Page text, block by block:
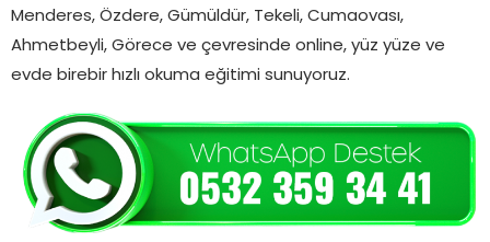
Menderes, Özdere, Gümüldür, Tekeli, Cumaovası,
Ahmetbeyli, Görece ve çevresinde online, yüz yüze ve
evde birebir hızlı okuma eğitimi sunuyoruz.